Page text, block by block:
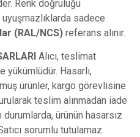
Renk doğruluğu
sadece
(RAL/NCS) referans alınır.
Alıcı, teslimat
yükümlüdür. Hasarlı,
ürünler, kargo görevlisine
teslim alınmadan iade
ürünün hasarsız
sorumlu tutulamaz.